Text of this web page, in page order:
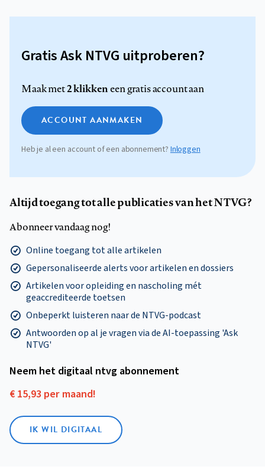
Gratis Ask NTVG uitproberen?
Maak met2 klikkeneen gratis account aan
ACCOUNT AANMAKEN
Heb je al een account of een abonnement?Inloggen
Altijd toegang tot alle publicaties van het NTVG?
Abonneer vandaag nog!
Online toegang tot alle artikelen
Gepersonaliseerde alerts voor artikelen en dossiers
Artikelen voor opleiding en nascholing mét
geaccrediteerde toetsen
Onbeperkt luisteren naar de NTVG-podcast
Antwoorden op al je vragen via de AI-toepassing 'Ask
NTVG'
Neem het digitaal ntvg abonnement
€ 15,93 per maand!
IK WIL DIGITAAL